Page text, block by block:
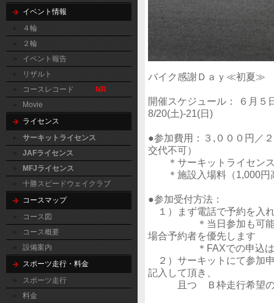
イベント情報
４輪
２輪
イベント報告
リザルト
コースレコード
NR
Movie
ライセンス
サーキットライセンス
JAFライセンス
MFJライセンス
十勝スピードウェイクラブ
コースマップ
コース図
コース概要
設備案内
スポーツ走行・料金
スポーツ走行
料金
バイク感謝Ｄａｙ≪初夏
開催スケジュール： ６
8/20(土)-21(日)
●参加費用：３,０００円／
交代不可）
＊サーキットライセン
＊施設入場料（1,000円
●参加受付方法：
１）まず電話で予約を入
＊当日参加も可能です
場合予約者を優先します
＊FAXでの申込はで
２）サーキットにて参加
記入して頂き、
且つ Ｂ枠走行希望の